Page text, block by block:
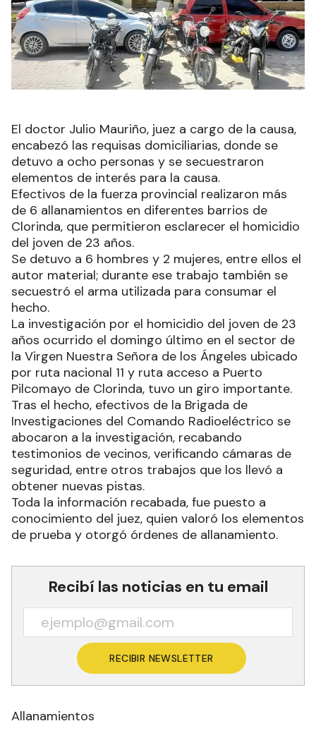
El doctor Julio Mauriño, juez a cargo de la causa,
encabezó las requisas domiciliarias, donde se
detuvo a ocho personas y se secuestraron
elementos de interés para la causa.
Efectivos de la fuerza provincial realizaron más
de 6 allanamientos en diferentes barrios de
Clorinda, que permitieron esclarecer el homicidio
del joven de 23 años.
Se detuvo a 6 hombres y 2 mujeres, entre ellos el
autor material; durante ese trabajo también se
secuestró el arma utilizada para consumar el
hecho.
La investigación por el homicidio del joven de 23
años ocurrido el domingo último en el sector de
la Virgen Nuestra Señora de los Ángeles ubicado
por ruta nacional 11 y ruta acceso a Puerto
Pilcomayo de Clorinda, tuvo un giro importante.
Tras el hecho, efectivos de la Brigada de
Investigaciones del Comando Radioeléctrico se
abocaron a la investigación, recabando
testimonios de vecinos, verificando cámaras de
seguridad, entre otros trabajos que los llevó a
obtener nuevas pistas.
Toda la información recabada, fue puesto a
conocimiento del juez, quien valoró los elementos
de prueba y otorgó órdenes de allanamiento.
Recibí las noticias en tu email
RECIBIR NEWSLETTER
Allanamientos